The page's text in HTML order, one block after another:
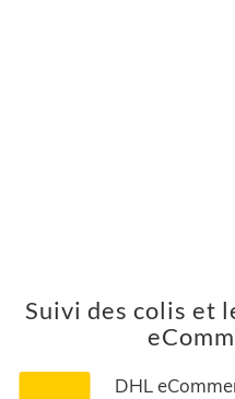
Suivi des colis et
DHL